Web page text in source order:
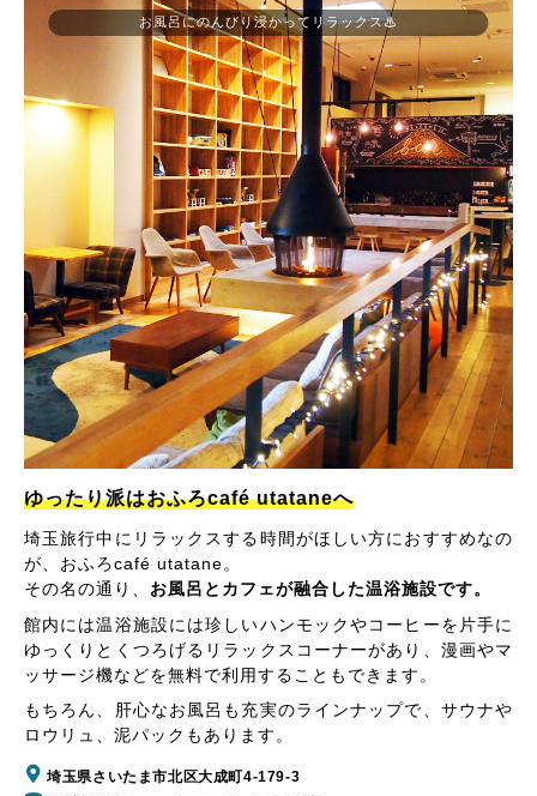
ゆったり派はおふろcafé utataneへ
埼玉旅行中にリラックスする時間がほしい方におすすめなの
が、おふろcafé utatane。
その名の通り、 お風呂とカフェが融合した温浴施設です。
館内には温浴施設には珍しいハンモックやコーヒーを片手に
ゆっくりとくつろげるリラックスコーナーがあり、漫画やマ
ッサージ機などを無料で利用することもできます。
もちろん、肝心なお風呂も充実のラインナップで、サウナや
ロウリュ、泥パックもあります。
埼玉県さいたま市北区大成町4-179-3
お風呂にのんびり浸かってリラックス♨